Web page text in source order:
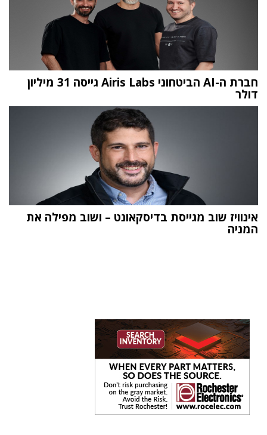
חברת ה-AI הביטחוני Airis Labs גייסה 31 מיליון
דולר
אינוויז שוב מגייסת בדיסקאונט – ושוב מפילה את
המניה